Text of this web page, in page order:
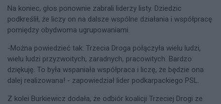
Na koniec, głos ponownie zabrali liderzy listy. Dziedzic
podkreślił, że liczy on na dalsze wspólne działania i współpracę
pomiędzy obydwoma ugrupowaniami.
-Można powiedzieć tak: Trzecia Droga połączyła wielu ludzi,
wielu ludzi przyzwoitych, zaradnych, pracowitych. Bardzo
dziękuję. To była wspaniała współpraca i liczę, że będzie ona
dalej realizowana! - zapowiedział lider podkarpackiego PSL.
Z kolei Burkiewicz dodała, że odbiór koalicji Trzeciej Drogi ze